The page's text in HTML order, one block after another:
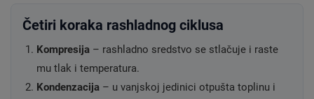
Četiri koraka rashladnog ciklusa
Kompresija – rashladno sredstvo se stlačuje i raste
mu tlak i temperatura.
Kondenzacija – u vanjskoj jedinici otpušta toplinu i